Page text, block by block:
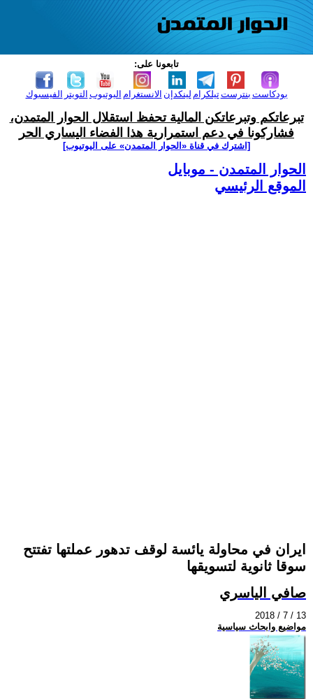
تابعونا على:
الفيسبوك التويتر اليوتيوب الانستغرام لينكدإن تيلكرامبنترست بودكاست
تبرعاتكم وتبرعاتكن المالية تحفظ استقلال الحوار المتمدن،
فشاركونا في دعم استمرارية هذا الفضاء اليساري الحر
[اشترك في قناة ‫«الحوار المتمدن» على اليوتيوب]
الحوار المتمدن - موبايل
الموقع الرئيسي
ايران في محاولة يائسة لوقف تدهور عملتها تفتتح
سوقا ثانوية لتسويقها
صافي الياسري
2018 / 7 / 13
مواضيع وابحاث سياسية